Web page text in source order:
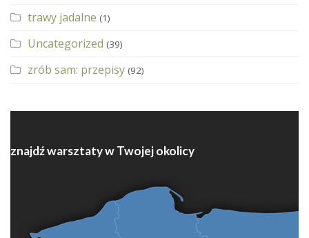
trawy jadalne (1)
Uncategorized (39)
zrób sam: przepisy (92)
znajdź warsztaty w Twojej okolicy